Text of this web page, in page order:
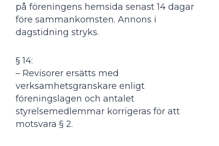
på föreningens hemsida senast 14 dagar
före sammankomsten. Annons i
dagstidning stryks.
§ 14:
– Revisorer ersätts med
verksamhetsgranskare enligt
föreningslagen och antalet
styrelsemedlemmar korrigeras för att
motsvara § 2.